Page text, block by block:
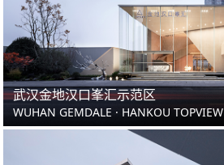
武汉金地汉口峯汇示范区
WUHAN GEMDALE · HANKOU TOPVIEW